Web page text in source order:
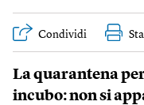
Condividi
La quarantena
incubo: non si